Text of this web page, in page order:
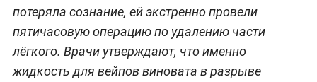
потеряла сознание, ей экстренно провели
пятичасовую операцию по удалению части
лёгкого. Врачи утверждают, что именно
жидкость для вейпов виновата в разрыве